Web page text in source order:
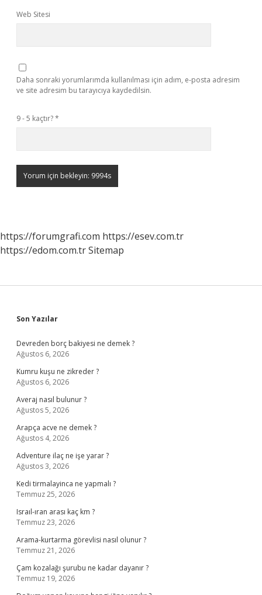
Web Sitesi
Daha sonraki yorumlarımda kullanılması için adım, e-posta adresim
ve site adresim bu tarayıcıya kaydedilsin.
9 - 5 kaçtır?*
https://forumgrafi.com https://esev.com.tr
https://edom.com.trSitemap
Sidebar
Son Yazılar
Devreden borç bakiyesi ne demek ?
Ağustos 6, 2026
Kumru kuşu ne zikreder ?
Ağustos 6, 2026
Averaj nasıl bulunur ?
Ağustos 5, 2026
Arapça acve ne demek ?
Ağustos 4, 2026
Adventure ilaç ne işe yarar ?
Ağustos 3, 2026
Kedi tirmalayinca ne yapmalı ?
Temmuz 25, 2026
Israıl-ıran arası kaç km ?
Temmuz 23, 2026
Arama-kurtarma görevlisi nasıl olunur ?
Temmuz 21, 2026
Çam kozalağı şurubu ne kadar dayanır ?
Temmuz 19, 2026